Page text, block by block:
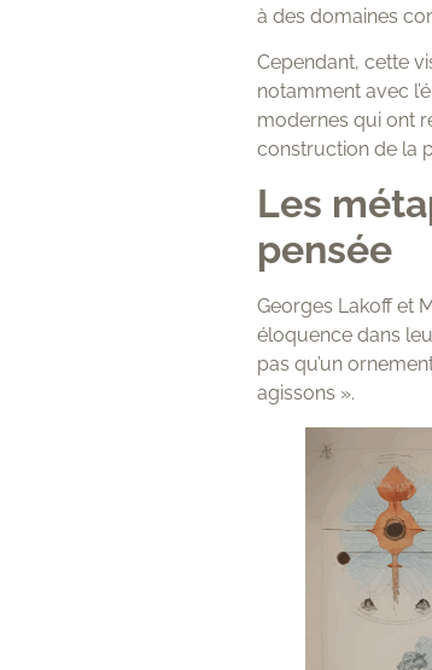
à des domaines
Cependant, cette
notamment avec
modernes qui ont
construction de la
Les
pensée
Georges Lakoff et
éloquence dans
pas qu’un
agissons ».